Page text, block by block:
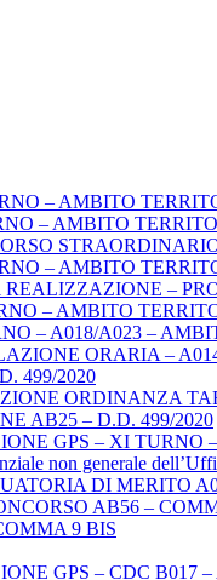
– AMBITO
– AMBITO
– AMBITO
–
– AMBITO
– A018/A023 –
ORARIA –
499/2020
ORDINANZA
AB25 – D.D. 499/2020
GPS – XI
non generale
DI MERITO
AB56 –
9 BIS
GPS – CDC